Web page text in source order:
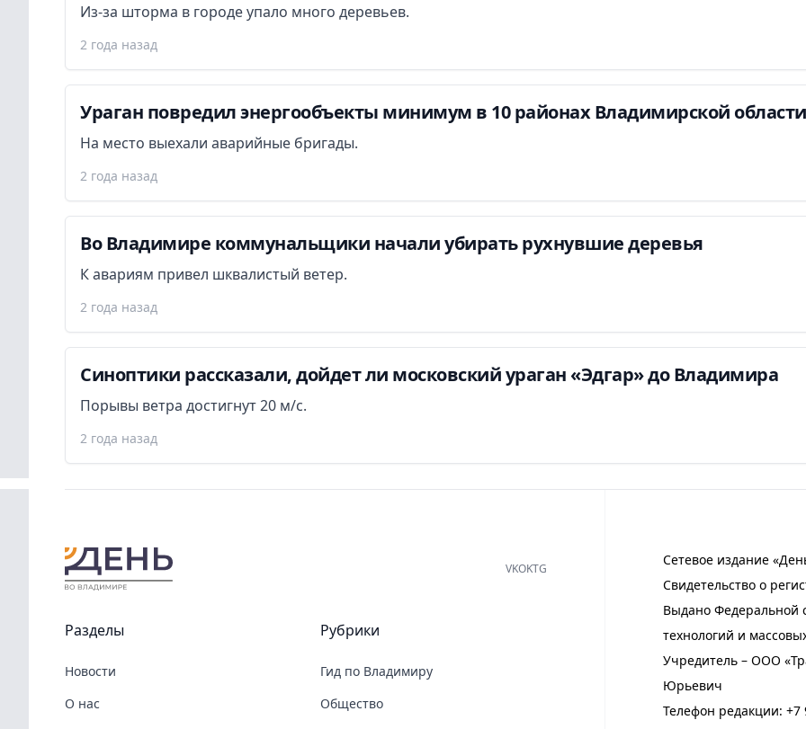
Из-за шторма в городе упало много деревьев.
2 года назад
Ураган повредил энергообъекты минимум в 10 районах Владимирской области
На место выехали аварийные бригады.
2 года назад
Во Владимире коммунальщики начали убирать рухнувшие деревья
К авариям привел шквалистый ветер.
2 года назад
Синоптики рассказали, дойдет ли московский ураган «Эдгар» до Владимира
Порывы ветра достигнут 20 м/с.
2 года назад
Сетевое издание
Свидетельство о
Выдано Федеральной
технологий и
Учредитель – ООО
Юрьевич
Телефон редакции: +7
VKOKTG
Разделы
Новости
О нас
Рубрики
Гид по Владимиру
Общество